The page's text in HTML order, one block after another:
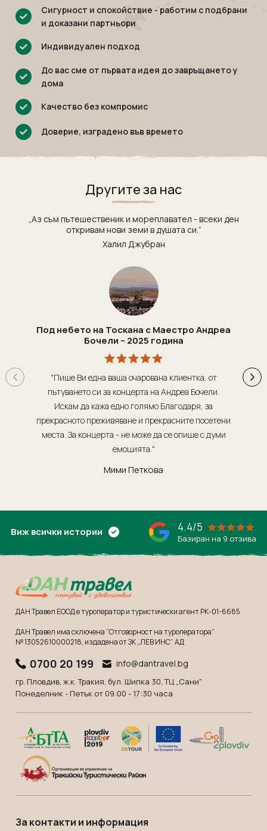
Екскурзии в Канада
Екскурзии в САЩ
Уганда
Уругвай
Шри Ланка
Южна Африка
Южна Корея
Япония
Сигурност и спокойствие - работим с подбрани
и доказани партньори
Индивидуален подход
До вас сме от първата идея до завръщането у
дома
Качество без компромис
Доверие, изградено във времето
Другите за нас
„Аз съм пътешественик и мореплавател - всеки ден
откривам нови земи в душата си.“
Халил Джубран
Под небето на Тоскана с Маестро Андреа
Бочели – 2025 година
"Пише Ви една ваша очарована клиентка, от
пътуването си за концерта на Андреа Бочели.
Искам да кажа едно голямо Благодаря, за
прекрасното преживяване и прекрасните посетени
места. За концерта - не може да се опише с думи
емоцията."
Мими Петкова
Виж всички истории 4.4/5
Базиран на 9 отзива
ДАН Травел ЕООД е туроператор и туристически агент РК-01-6685
ДАН Травел има сключена “Отговорност на туроператора”
№ 13052610000218, издадена от ЗК „ЛЕВ ИНС” АД
0700 20 199 info@dantravel.bg
гр. Пловдив, ж.к. Тракия, бул. Шипка 30, ТЦ „Сани"
Понеделник - Петък от 09:00 - 17:30 часа
За контакти и информация